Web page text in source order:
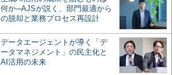
何か─AJSが説く、部門最適から
の脱却と業務プロセス再設計
データエージェントが導く「デ
ータマネジメント」の民主化と
AI活用の未来